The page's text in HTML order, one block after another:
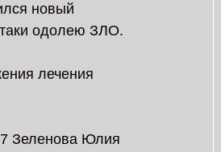
новый
одолею ЗЛО.
лечения
Зеленова Юлия